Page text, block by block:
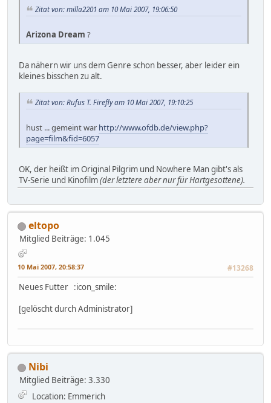
Zitat von: milla2201 am 10 Mai 2007, 19:06:50
Arizona Dream ?
Da nähern wir uns dem Genre schon besser, aber leider ein
kleines bisschen zu alt.
Zitat von: Rufus T. Firefly am 10 Mai 2007, 19:10:25
hust ... gemeint war http://www.ofdb.de/view.php?
page=film&fid=6057
OK, der heißt im Original Pilgrim und Nowhere Man gibt's als
TV-Serie und Kinofilm(der letztere aber nur für Hartgesottene).
eltopo
Mitglied Beiträge: 1.045
10 Mai 2007, 20:58:37 #13268
Neues Futter :icon_smile:
[gelöscht durch Administrator]
Nibi
Mitglied Beiträge: 3.330
Location: Emmerich